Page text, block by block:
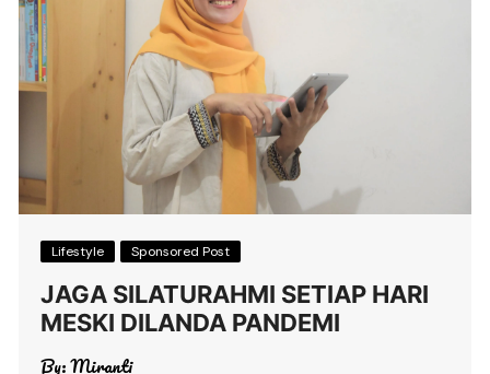
Lifestyle Sponsored Post
JAGA SILATURAHMI SETIAP HARI
MESKI DILANDA PANDEMI
By:Miranti